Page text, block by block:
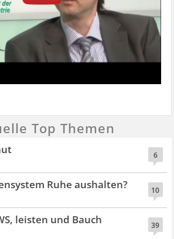
Top Themen
6
10
Ruhe aushalten?
39
leisten und Bauch